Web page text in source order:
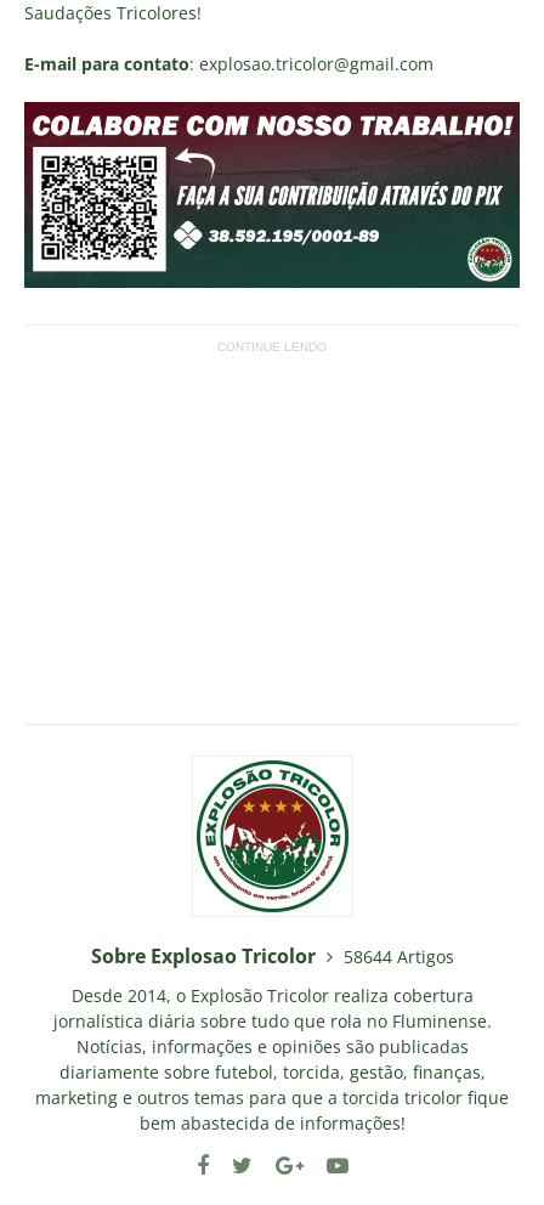
Saudações Tricolores!
E-mail para contato: explosao.tricolor@gmail.com
CONTINUE LENDO
Sobre Explosao Tricolor
58644 Artigos
Desde 2014, o Explosão Tricolor realiza cobertura
jornalística diária sobre tudo que rola no Fluminense.
Notícias, informações e opiniões são publicadas
diariamente sobre futebol, torcida, gestão, finanças,
marketing e outros temas para que a torcida tricolor fique
bem abastecida de informações!